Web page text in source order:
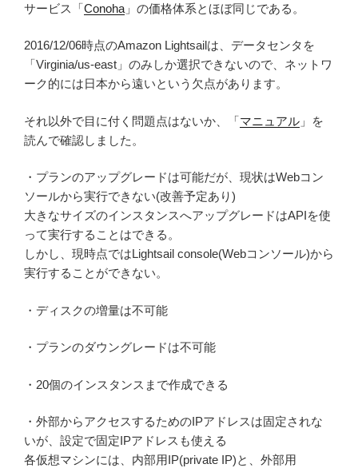
サービス「Conoha 」の価格体系とほぼ同じである。
2016/12/06時点のAmazon Lightsailは、データセンタを
「Virginia/us-east」のみしか選択できないので、ネットワ
ーク的には日本から遠いという欠点があります。
それ以外で目に付く問題点はないか、「マニュアル 」を
読んで確認しました。
・プランのアップグレードは可能だが、現状はWebコン
ソールから実行できない(改善予定あり)
大きなサイズのインスタンスへアップグレードはAPIを使
って実行することはできる。
しかし、現時点ではLightsail console(Webコンソール)から
実行することができない。
・ディスクの増量は不可能
・プランのダウングレードは不可能
・20個のインスタンスまで作成できる
・外部からアクセスするためのIPアドレスは固定されな
いが、設定で固定IPアドレスも使える
各仮想マシンには、内部用IP(private IP)と、外部用